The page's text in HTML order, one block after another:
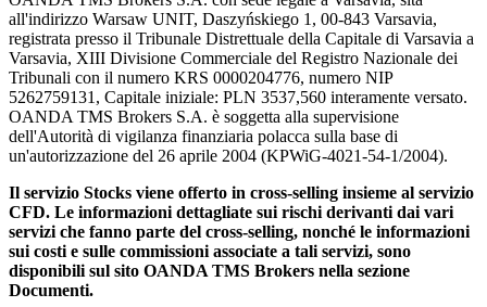
all'indirizzo Warsaw UNIT, Daszyńskiego 1, 00-843 Varsavia,
registrata presso il Tribunale Distrettuale della Capitale di Varsavia a
Varsavia, XIII Divisione Commerciale del Registro Nazionale dei
Tribunali con il numero KRS 0000204776, numero NIP
5262759131, Capitale iniziale: PLN 3537,560 interamente versato.
OANDA TMS Brokers S.A. è soggetta alla supervisione
dell'Autorità di vigilanza finanziaria polacca sulla base di
un'autorizzazione del 26 aprile 2004 (KPWiG-4021-54-1/2004).
Il servizio Stocks viene offerto in cross-selling insieme al servizio
CFD. Le informazioni dettagliate sui rischi derivanti dai vari
servizi che fanno parte del cross-selling, nonché le informazioni
sui costi e sulle commissioni associate a tali servizi, sono
disponibili sul sito OANDA TMS Brokers nella sezione
Documenti.